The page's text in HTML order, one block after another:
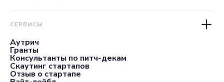
СЕРВИСЫ
Аутрич
Гранты
Консультанты по питч-декам
Скаутинг стартапов
Отзыв о стартапе